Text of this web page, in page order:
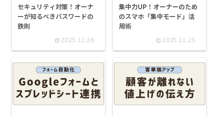
セキュリティ対策！オーナ
ーが知るべきパスワードの
鉄則
2025.11.26
集中力UP！オーナーのため
のスマホ「集中モード」活
用術
2025.11.25